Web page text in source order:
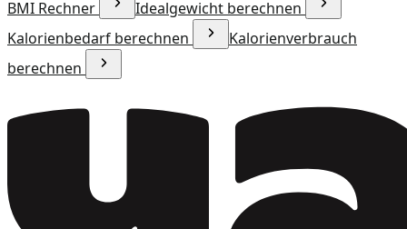
BMI Rechner
Idealgewicht berechnen
Kalorienbedarf berechnen
Kalorienverbrauch
berechnen